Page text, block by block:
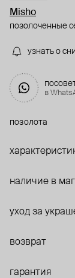
Misho
позолоченные
узнать о
в
позолота
наличие в
уход за
возврат
гарантия